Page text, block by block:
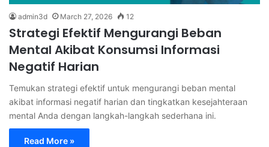
admin3d March 27, 2026 12
Strategi Efektif Mengurangi Beban
Mental Akibat Konsumsi Informasi
Negatif Harian
Temukan strategi efektif untuk mengurangi beban mental
akibat informasi negatif harian dan tingkatkan kesejahteraan
mental Anda dengan langkah-langkah sederhana ini.
Read More »